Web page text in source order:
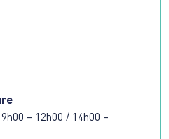
– 12h00 / 14h00 –